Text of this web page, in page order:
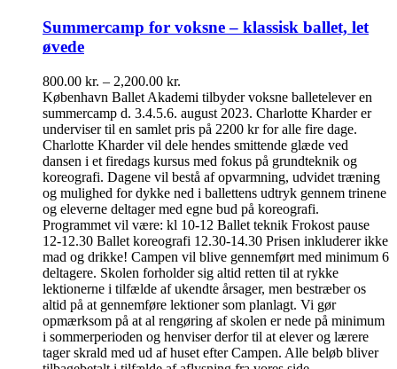
Summercamp for voksne – klassisk ballet, let
øvede
800.00 kr. – 2,200.00 kr.
800.00 kr.
til
2,200.00 kr.
København Ballet Akademi tilbyder voksne balletelever en
summercamp d. 3.4.5.6. august 2023. Charlotte Kharder er
underviser til en samlet pris på 2200 kr for alle fire dage.
Charlotte Kharder vil dele hendes smittende glæde ved
dansen i et firedags kursus med fokus på grundteknik og
koreografi. Dagene vil bestå af opvarmning, udvidet træning
og mulighed for dykke ned i ballettens udtryk gennem trinene
og eleverne deltager med egne bud på koreografi.
Programmet vil være: kl 10-12 Ballet teknik Frokost pause
12-12.30 Ballet koreografi 12.30-14.30 Prisen inkluderer ikke
mad og drikke! Campen vil blive gennemført med minimum 6
deltagere. Skolen forholder sig altid retten til at rykke
lektionerne i tilfælde af ukendte årsager, men bestræber os
altid på at gennemføre lektioner som planlagt. Vi gør
opmærksom på at al rengøring af skolen er nede på minimum
i sommerperioden og henviser derfor til at elever og lærere
tager skrald med ud af huset efter Campen. Alle beløb bliver